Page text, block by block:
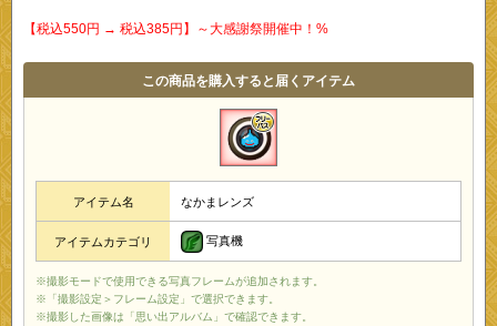
【税込550円 → 税込385円】～大感謝祭開催中！%
この商品を購入すると届くアイテム
アイテム名 なかまレンズ
アイテムカテゴリ 写真機
※撮影モードで使用できる写真フレームが追加されます。
※「撮影設定＞フレーム設定」で選択できます。
※撮影した画像は「思い出アルバム」で確認できます。